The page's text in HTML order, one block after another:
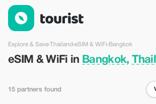
eSIM & WiFi in Bangkok, Thailand — Tourist
Explore & Save›Thailand ›eSIM & WiFi›Bangkok
eSIM & WiFi in Bangkok,
15 partners found